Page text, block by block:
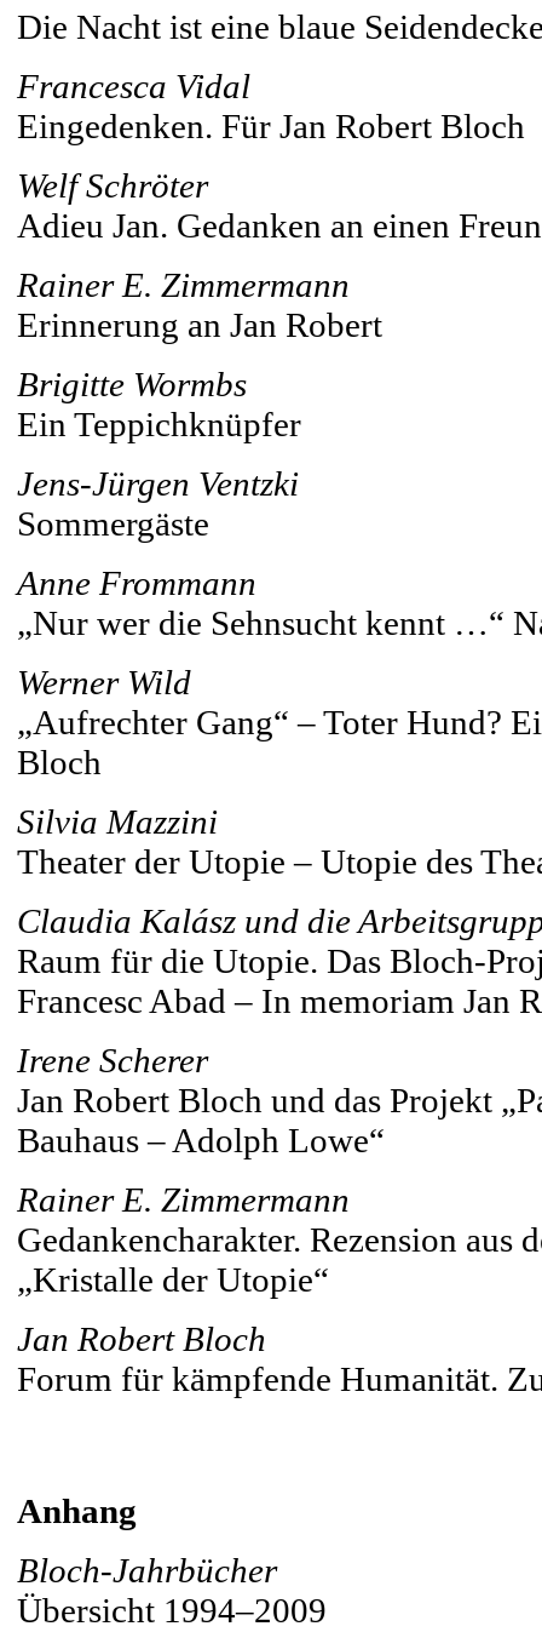
Die Nacht ist eine blaue
Francesca Vidal
Eingedenken. Für Jan Robert Bloch
Welf Schröter
Adieu Jan. Gedanken an einen
Rainer E. Zimmermann
Erinnerung an Jan Robert
Brigitte Wormbs
Ein Teppichknüpfer
Jens-Jürgen Ventzki
Sommergäste
Anne Frommann
„Nur wer die Sehnsucht kennt …“
Werner Wild
„Aufrechter Gang“ – Toter Hund?
Bloch
Silvia Mazzini
Theater der Utopie – Utopie des
Claudia Kalász und die
Raum für die Utopie. Das Bloch-
Francesc Abad – In memoriam Jan
Irene Scherer
Jan Robert Bloch und das Projekt
Bauhaus – Adolph Lowe“
Rainer E. Zimmermann
Gedankencharakter. Rezension aus
„Kristalle der Utopie“
Jan Robert Bloch
Forum für kämpfende Humanität.
Anhang
Bloch-Jahrbücher
Übersicht 1994–2009